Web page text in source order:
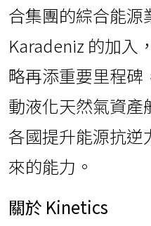
合集團的綜合能源
Karadeniz 的加入
略再添重要里程碑
動液化天然氣資產
各國提升能源抗逆
來的能力。
關於 Kinetics